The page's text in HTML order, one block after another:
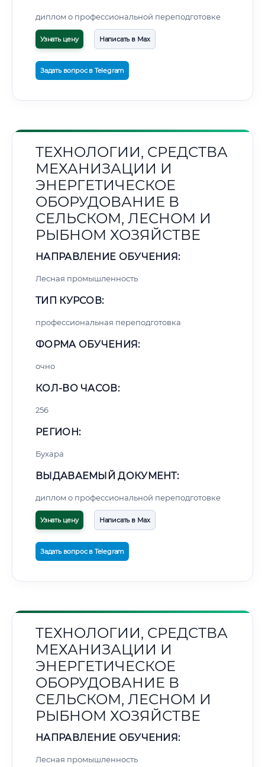
диплом о профессиональной переподготовке
Узнать цену Написать в Max
Задать вопрос в Telegram
ТЕХНОЛОГИИ, СРЕДСТВА
МЕХАНИЗАЦИИ И
ЭНЕРГЕТИЧЕСКОЕ
ОБОРУДОВАНИЕ В
СЕЛЬСКОМ, ЛЕСНОМ И
РЫБНОМ ХОЗЯЙСТВЕ
НАПРАВЛЕНИЕ ОБУЧЕНИЯ:
Лесная промышленность
ТИП КУРСОВ:
профессиональная переподготовка
ФОРМА ОБУЧЕНИЯ:
очно
КОЛ-ВО ЧАСОВ:
256
РЕГИОН:
Бухара
ВЫДАВАЕМЫЙ ДОКУМЕНТ:
диплом о профессиональной переподготовке
Узнать цену Написать в Max
Задать вопрос в Telegram
ТЕХНОЛОГИИ, СРЕДСТВА
МЕХАНИЗАЦИИ И
ЭНЕРГЕТИЧЕСКОЕ
ОБОРУДОВАНИЕ В
СЕЛЬСКОМ, ЛЕСНОМ И
РЫБНОМ ХОЗЯЙСТВЕ
НАПРАВЛЕНИЕ ОБУЧЕНИЯ:
Лесная промышленность